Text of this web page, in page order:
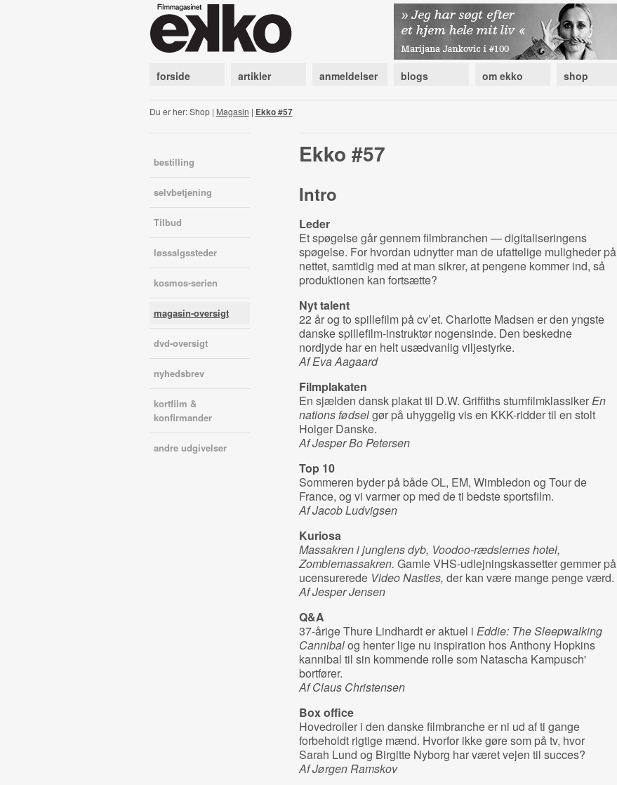
forside artikler anmeldelser blogs om ekko shop
Du er her: Shop | Magasin | Ekko #57
bestilling
selvbetjening
Tilbud
løssalgssteder
kosmos-serien
magasin-oversigt
dvd-oversigt
nyhedsbrev
kortfilm &
konfirmander
andre udgivelser
Ekko #57
Intro
Leder
Et spøgelse går gennem filmbranchen — digitaliseringens
spøgelse. For hvordan udnytter man de ufattelige muligheder på
nettet, samtidig med at man sikrer, at pengene kommer ind, så
produktionen kan fortsætte?
Nyt talent
22 år og to spillefilm på cv’et. Charlotte Madsen er den yngste
danske spillefilm-instruktør nogensinde. Den beskedne
nordjyde har en helt usædvanlig viljestyrke.
Af Eva Aagaard
Filmplakaten
En sjælden dansk plakat til D.W. Griffiths stumfilmklassikerEn
nations fødselgør på uhyggelig vis en KKK-ridder til en stolt
Holger Danske.
Af Jesper Bo Petersen
Top 10
Sommeren byder på både OL, EM, Wimbledon og Tour de
France, og vi varmer op med de ti bedste sportsfilm.
Af Jacob Ludvigsen
Kuriosa
Massakren i junglens dyb, Voodoo-rædslernes hotel,
Zombiemassakren. Gamle VHS-udlejningskassetter gemmer på
ucensurerede Video Nasties, der kan være mange penge værd.
Af Jesper Jensen
Q&A
37-årige Thure Lindhardt er aktuel i Eddie: The Sleepwalking
Cannibalog henter lige nu inspiration hos Anthony Hopkins
kannibal til sin kommende rolle som Natascha Kampusch'
bortfører.
Af Claus Christensen
Box office
Hovedroller i den danske filmbranche er ni ud af ti gange
forbeholdt rigtige mænd. Hvorfor ikke gøre som på tv, hvor
Sarah Lund og Birgitte Nyborg har været vejen til succes?
Af Jørgen Ramskov